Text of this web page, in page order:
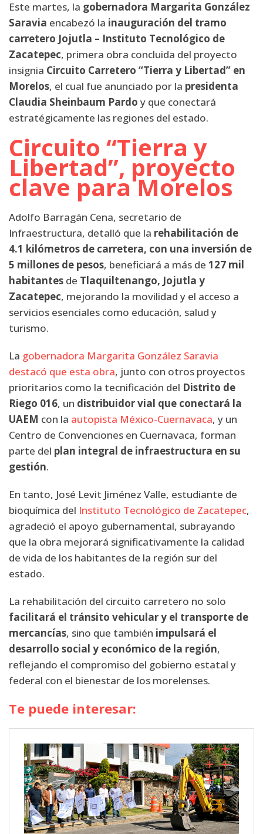
Este martes, la gobernadora Margarita González
Saravia encabezó la inauguración del tramo
carretero Jojutla – Instituto Tecnológico de
Zacatepec, primera obra concluida del proyecto
insignia Circuito Carretero “Tierra y Libertad” en
Morelos, el cual fue anunciado por la presidenta
Claudia Sheinbaum Pardo y que conectará
estratégicamente las regiones del estado.
Circuito “Tierra y
Libertad”, proyecto
clave para Morelos
Adolfo Barragán Cena, secretario de
Infraestructura, detalló que la rehabilitación de
4.1 kilómetros de carretera, con una inversión de
5 millones de pesos, beneficiará a más de 127 mil
habitantes de Tlaquiltenango, Jojutla y
Zacatepec, mejorando la movilidad y el acceso a
servicios esenciales como educación, salud y
turismo.
La gobernadora Margarita González Saravia
destacó que esta obra, junto con otros proyectos
prioritarios como la tecnificación del Distrito de
Riego 016, un distribuidor vial que conectará la
UAEM con la autopista México-Cuernavaca, y un
Centro de Convenciones en Cuernavaca, forman
parte del plan integral de infraestructura en su
gestión.
En tanto, José Levit Jiménez Valle, estudiante de
bioquímica del Instituto Tecnológico de Zacatepec,
agradeció el apoyo gubernamental, subrayando
que la obra mejorará significativamente la calidad
de vida de los habitantes de la región sur del
estado.
La rehabilitación del circuito carretero no solo
facilitará el tránsito vehicular y el transporte de
mercancías, sino que también impulsará el
desarrollo social y económico de la región,
reflejando el compromiso del gobierno estatal y
federal con el bienestar de los morelenses.
Te puede interesar: